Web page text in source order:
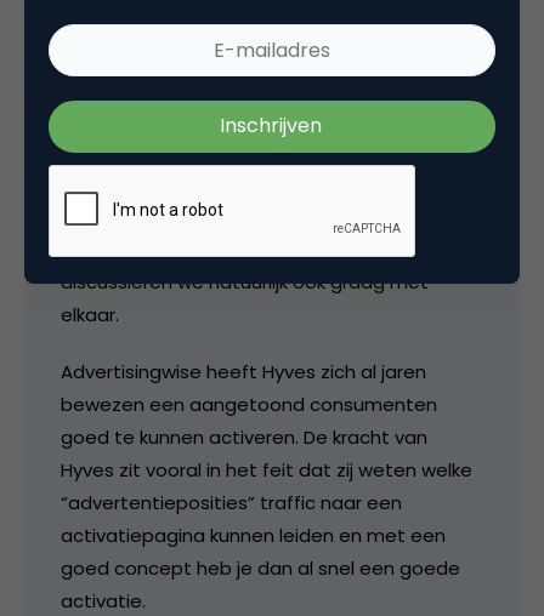
Blijkbaar voor een groot deel van de
onderzoek) moeten merken zowel op Hyves
als op Facebook aanwezig zijn.
Vanuit marketingperspectieven zijn er ook
nogal wat verschillen te bedenken. Hierover
discussieren we natuurlijk ook graag met
elkaar.
Advertisingwise heeft Hyves zich al jaren
bewezen een aangetoond consumenten
goed te kunnen activeren. De kracht van
Hyves zit vooral in het feit dat zij weten welke
“advertentieposities” traffic naar een
activatiepagina kunnen leiden en met een
goed concept heb je dan al snel een goede
activatie.